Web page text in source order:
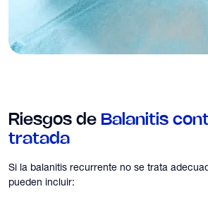
Riesgos de Balanitis
tratada
Si la balanitis recurrente no se trata
pueden incluir: